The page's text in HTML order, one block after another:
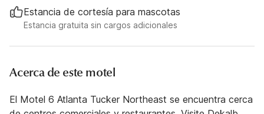
Estancia de cortesía para mascotas
Estancia gratuita sin cargos adicionales
Acerca de este motel
El Motel 6 Atlanta Tucker Northeast se encuentra cerca